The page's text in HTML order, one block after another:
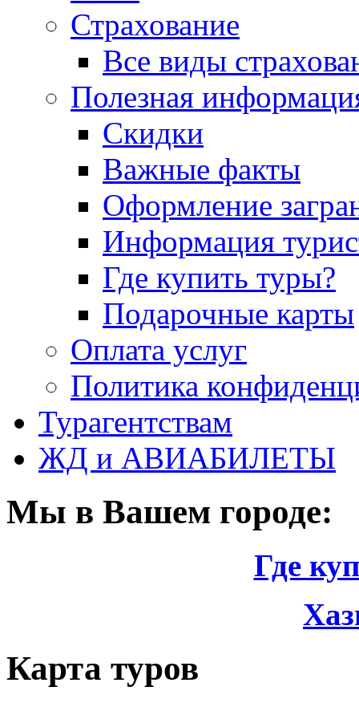
Страхование
Все виды
Полезная
Скидки
Важные факты
Оформление
Информация
Где купить туры?
Подарочные карты
Оплата услуг
Политика
Турагентствам
ЖД и АВИАБИЛЕТЫ
Мы в Вашем городе:
Где
Карта туров